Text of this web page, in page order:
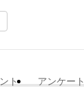
ト アンケート